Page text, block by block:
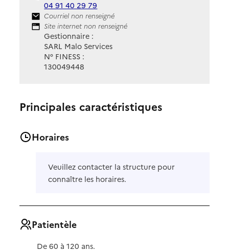
04 91 40 29 79
Contact
Courriel non renseigné
Site Internet
Site internet non renseigné
Gestionnaire :
SARL Malo Services
N° FINESS :
130049448
Principales caractéristiques
Horaires
Veuillez contacter la structure pour
connaître les horaires.
Patientèle
De 60 à 120 ans.